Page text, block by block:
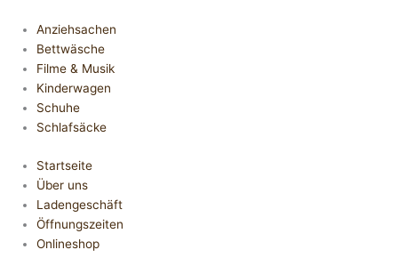
Anziehsachen
Bettwäsche
Filme & Musik
Kinderwagen
Schuhe
Schlafsäcke
Startseite
Über uns
Ladengeschäft
Öffnungszeiten
Onlineshop